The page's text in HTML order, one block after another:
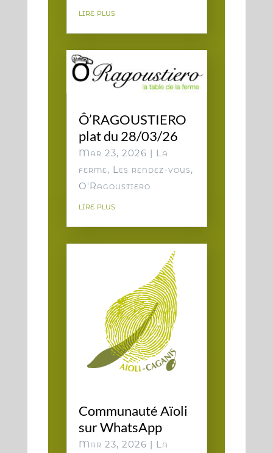
lire plus
Ô’RAGOUSTIERO
plat du 28/03/26
Mar 23, 2026 | La
ferme, Les rendez-vous,
O'Ragoustiero
lire plus
Communauté Aïoli
sur WhatsApp
Mar 23, 2026 | La